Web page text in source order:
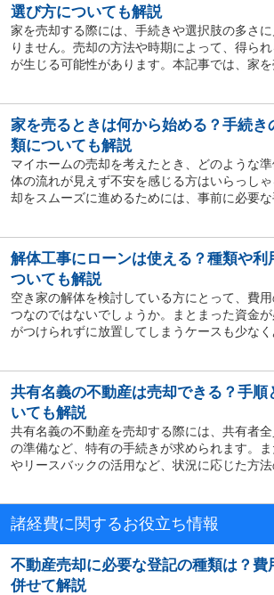
選び方についても解説
家を売却する際には、手続きや選択肢の多さ
りません。売却の方法や時期によって、得ら
が生じる可能性があります。本記事では、家を
家を売るときは何から始める？手続き
類についても解説
マイホームの売却を考えたとき、どのような
体の流れが見えず不安を感じる方はいらっし
却をスムーズに進めるためには、事前に必要な
解体工事にローンは使える？種類や利
ついても解説
空き家の解体を検討している方にとって、費
つなのではないでしょうか。まとまった資金
がつけられずに放置してしまうケースも少なく
共有名義の不動産は売却できる？手順
いても解説
共有名義の不動産を売却する際には、共有者
の準備など、特有の手続きが求められます。
やリースバックの活用など、状況に応じた方法
諸経費に関するお役立ち情報
不動産売却に必要な登記の種類は？費
併せて解説